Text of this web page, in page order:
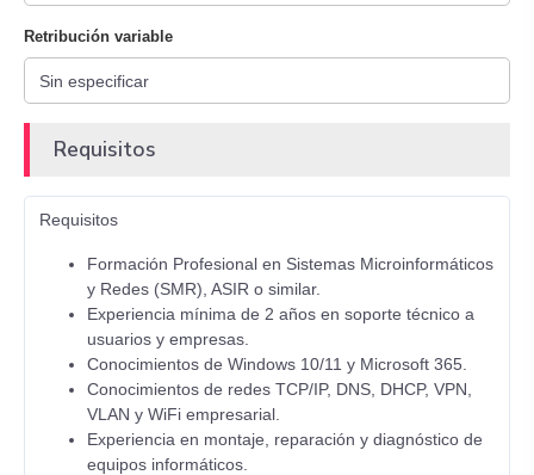
Retribución variable
Requisitos
Requisitos
Formación Profesional en Sistemas Microinformáticos
y Redes (SMR), ASIR o similar.
Experiencia mínima de 2 años en soporte técnico a
usuarios y empresas.
Conocimientos de Windows 10/11 y Microsoft 365.
Conocimientos de redes TCP/IP, DNS, DHCP, VPN,
VLAN y WiFi empresarial.
Experiencia en montaje, reparación y diagnóstico de
equipos informáticos.